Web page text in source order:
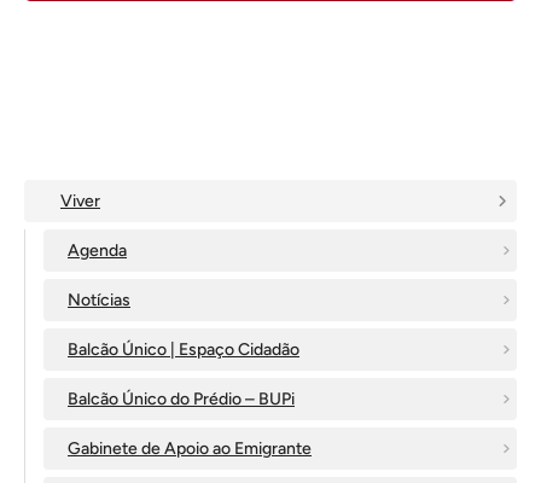
Viver
Agenda
Notícias
Balcão Único | Espaço Cidadão
Balcão Único do Prédio – BUPi
Gabinete de Apoio ao Emigrante